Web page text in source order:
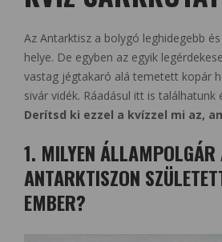
Az Antarktisz a bolygó leghidegebb
helye. De egyben az egyik
vastag jégtakaró alá temetett kopár
sivár vidék. Ráadásul itt is találhatunk
Derítsd ki ezzel a kvízzel mi az,
1. MILYEN ÁLLAMPOLGÁR
ANTARKTISZON
EMBER?